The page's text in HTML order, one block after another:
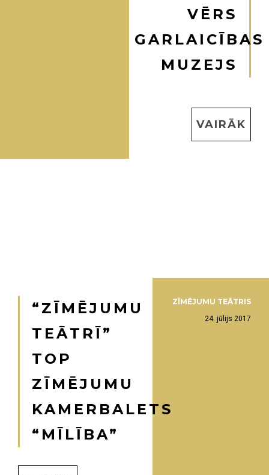
VĒRS
GARLAICĪBAS
MUZEJS
VAIRĀK
“ZĪMĒJUMU
TEĀTRĪ”
TOP
ZĪMĒJUMU
KAMERBALETS
“MĪLĪBA”
ZĪMĒJUMU TEĀTRIS
24. jūlijs 2017